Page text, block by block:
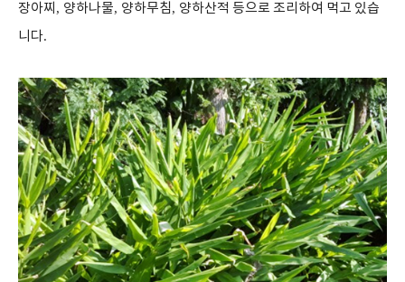
장아찌 , 양하나물, 양하무침, 양하산적 등으로 조리하여 먹고 있습
니다.